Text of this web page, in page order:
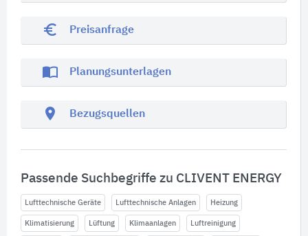
euro_symbol Preisanfrage
import_contacts Planungsunterlagen
location_on Bezugsquellen
Passende Suchbegriffe zu CLIVENT ENERGY
Lufttechnische Geräte Lufttechnische Anlagen Heizung
Klimatisierung Lüftung Klimaanlagen Luftreinigung